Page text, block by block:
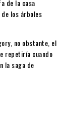
de la casa
los árboles
no obstante, el
repetiría cuando
la saga de